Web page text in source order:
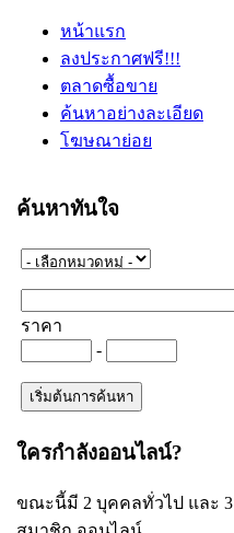
หน้าแรก
ลงประกาศฟรี!!!
ตลาดซื้อขาย
ค้นหาอย่างละเอียด
โฆษณาย่อย
ค้นหาทันใจ
ราคา
-
ใครกำลังออนไลน์?
ขณะนี้มี 2 บุคคลทั่วไป และ 3